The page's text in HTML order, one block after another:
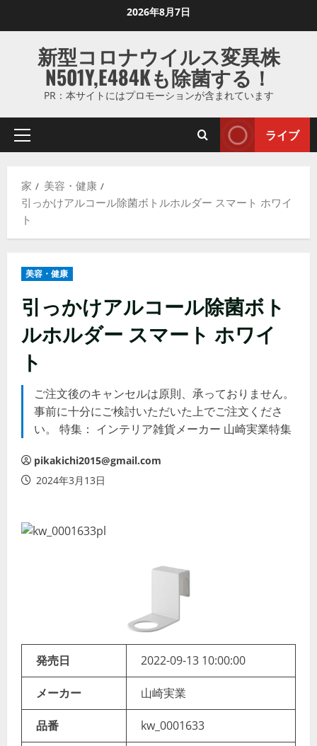
ス
ッ
2026年8月7日
新型コロナウイルス変異株
N501Y,E484Kも除菌する！
PR：本サイトにはプロモーションが含まれています
プ
マ
リ
メ
ー
ライブ
家
美容・健康
引っかけアルコール除菌ボトルホルダー スマート ホワイ
ト
美容・健康
引っかけアルコール除菌ボト
ルホルダー スマート ホワイ
ト
ご注文後のキャンセルは原則、承っておりません。
事前に十分にご検討いただいた上でご注文くださ
い。 特集： インテリア雑貨メーカー 山崎実業特集
pikakichi2015@gmail.com
2024年3月13日
発売日 2022-09-13 10:00:00
メーカー 山崎実業
品番 kw_0001633